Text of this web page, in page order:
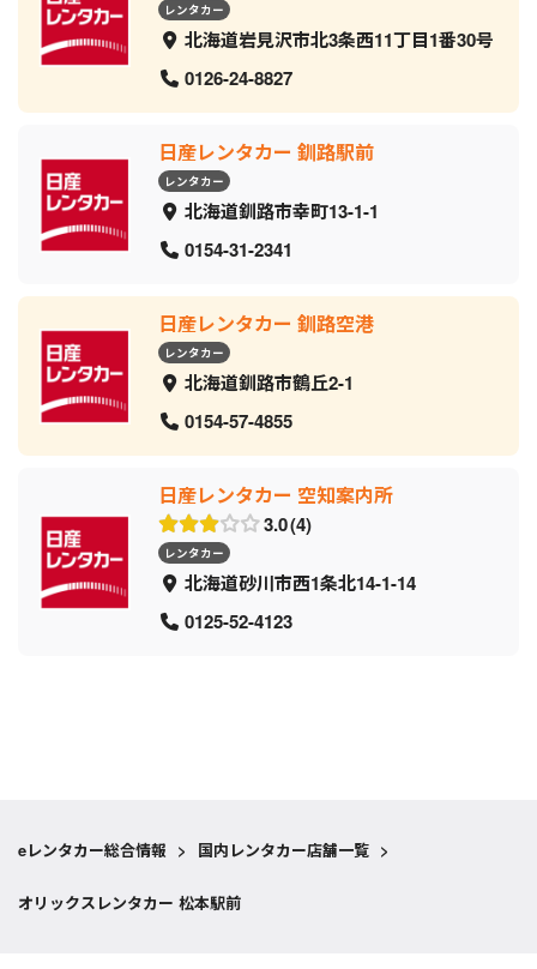
レンタカー
北海道岩見沢市北3条西11丁目1番30号
0126-24-8827
日産レンタカー 釧路駅前
レンタカー
北海道釧路市幸町13-1-1
0154-31-2341
日産レンタカー 釧路空港
レンタカー
北海道釧路市鶴丘2-1
0154-57-4855
日産レンタカー 空知案内所
3.0 4
レンタカー
北海道砂川市西1条北14-1-14
0125-52-4123
eレンタカー総合情報 > 国内レンタカー店舗一覧 >
オリックスレンタカー 松本駅前